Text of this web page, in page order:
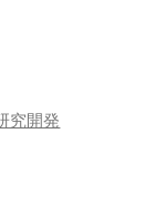
究開発